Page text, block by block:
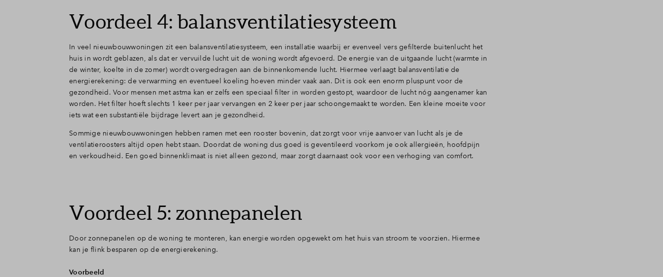
Voordeel 4: balansventilatiesysteem
In veel nieuwbouwwoningen zit een balansventilatiesysteem, een installatie waarbij er evenveel vers gefilterde buitenlucht het
huis in wordt geblazen, als dat er vervuilde lucht uit de woning wordt afgevoerd. De energie van de uitgaande lucht (warmte in
de winter, koelte in de zomer) wordt overgedragen aan de binnenkomende lucht. Hiermee verlaagt balansventilatie de
energierekening: de verwarming en eventueel koeling hoeven minder vaak aan. Dit is ook een enorm pluspunt voor de
gezondheid. Voor mensen met astma kan er zelfs een speciaal filter in worden gestopt, waardoor de lucht nóg aangenamer kan
worden. Het filter hoeft slechts 1 keer per jaar vervangen en 2 keer per jaar schoongemaakt te worden. Een kleine moeite voor
iets wat een substantiële bijdrage levert aan je gezondheid.
Sommige nieuwbouwwoningen hebben ramen met een rooster bovenin, dat zorgt voor vrije aanvoer van lucht als je de
ventilatieroosters altijd open hebt staan. Doordat de woning dus goed is geventileerd voorkom je ook allergieën, hoofdpijn
en verkoudheid. Een goed binnenklimaat is niet alleen gezond, maar zorgt daarnaast ook voor een verhoging van comfort.
Voordeel 5: zonnepanelen
Door zonnepanelen op de woning te monteren, kan energie worden opgewekt om het huis van stroom te voorzien. Hiermee
kan je flink besparen op de energierekening.
Voorbeeld